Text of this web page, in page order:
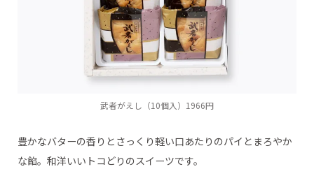
武者がえし（10個入）1966円
豊かなバターの香りとさっくり軽い口あたりのパイとまろやか
な餡。和洋いいトコどりのスイーツです。